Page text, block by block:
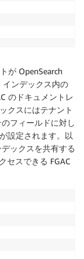
が OpenSearch
インデックス内の
のドキュメントレ
クスにはテナント
フィールドに対し
設定されます。以
ックスを共有する
セスできる FGAC